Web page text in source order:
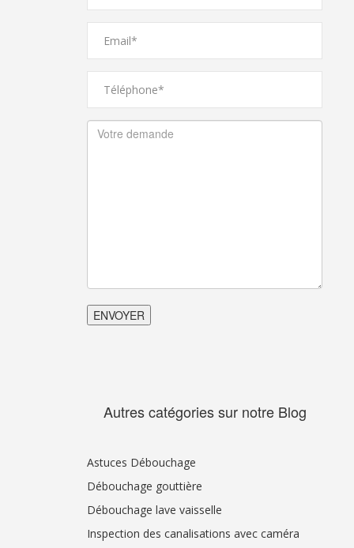
Autres catégories sur notre Blog
Astuces Débouchage
Débouchage gouttière
Débouchage lave vaisselle
Inspection des canalisations avec caméra